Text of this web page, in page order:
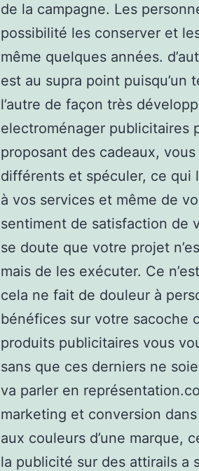
de la campagne. Les
possibilité les conserver et
même quelques années.
est au supra point puisqu’un
l’autre de façon très
electroménager publicitaires
proposant des cadeaux, vous
différents et spéculer, ce qui
à vos services et même de
sentiment de satisfaction de
se doute que votre projet
mais de les exécuter. Ce
cela ne fait de douleur à
bénéfices sur votre sacoche
produits publicitaires vous
sans que ces derniers ne
va parler en
marketing et conversion
aux couleurs d’une marque,
la publicité sur des attirails a